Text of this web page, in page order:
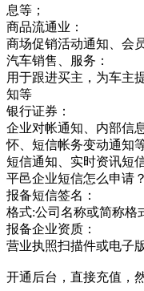
息等；
商品流通业：
商场促销活动通知、会
汽车销售、服务：
用于跟进买主，为车主
知等
银行证券：
企业对帐通知、内部信
怀、短信帐务变动通知
短信通知、实时资讯短
平邑企业短信怎么申请？
报备短信签名：
格式:公司名称或简称格
报备企业资质：
营业执照扫描件或电子版
开通后台，直接充值，